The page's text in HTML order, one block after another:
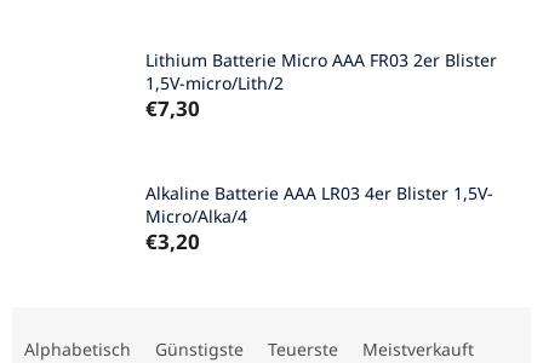
Lithium Batterie Micro AAA FR03 2er Blister
1,5V-micro/Lith/2
€7,30
Alkaline Batterie AAA LR03 4er Blister 1,5V-
Micro/Alka/4
€3,20
Alphabetisch Günstigste Teuerste Meistverkauft